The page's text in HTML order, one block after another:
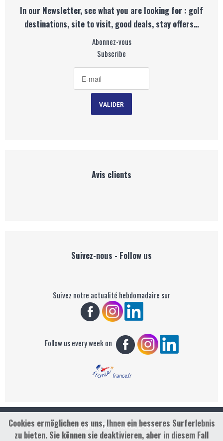
In our Newsletter, see what you are looking for : golf
destinations, site to visit, good deals, stay offers…
Abonnez-vous
Subscribe
Avis clients
Suivez-nous - Follow us
Suivez notre actualité hebdomadaire sur
Follow us every week on
Copyright : Golf Rendez-vous
Cookies ermöglichen es uns, Ihnen ein besseres Surferlebnis
zu bieten. Sie können sie deaktivieren, aber in diesem Fall